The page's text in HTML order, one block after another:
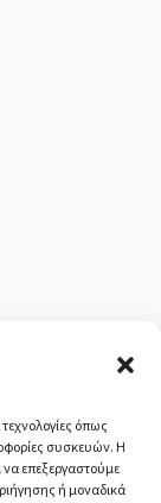
όπως
συσκευών. Η
να επεξεργαστούμε
ή μοναδικά